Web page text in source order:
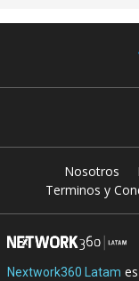
Nosotros
Terminos y
Nextwork360 Latam